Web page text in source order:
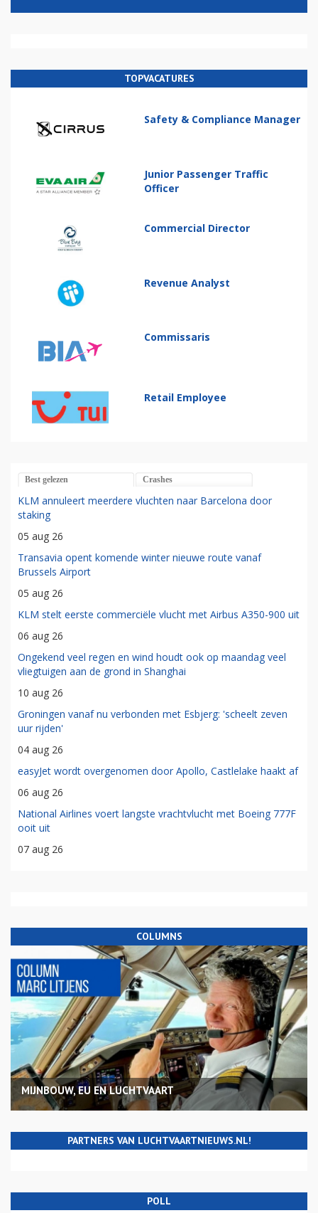
TOPVACATURES
Safety & Compliance Manager
Junior Passenger Traffic
Officer
Commercial Director
Revenue Analyst
Commissaris
Retail Employee
Best gelezen Crashes
KLM annuleert meerdere vluchten naar Barcelona door
staking
05 aug 26
Transavia opent komende winter nieuwe route vanaf
Brussels Airport
05 aug 26
KLM stelt eerste commerciële vlucht met Airbus A350-900 uit
06 aug 26
Ongekend veel regen en wind houdt ook op maandag veel
vliegtuigen aan de grond in Shanghai
10 aug 26
Groningen vanaf nu verbonden met Esbjerg: 'scheelt zeven
uur rijden'
04 aug 26
easyJet wordt overgenomen door Apollo, Castlelake haakt af
06 aug 26
National Airlines voert langste vrachtvlucht met Boeing 777F
ooit uit
07 aug 26
COLUMNS
MIJNBOUW, EU EN LUCHTVAART
PARTNERS VAN LUCHTVAARTNIEUWS.NL!
POLL